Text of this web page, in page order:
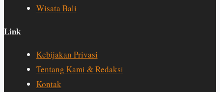
Wisata Bali
Link
Kebijakan Privasi
Tentang Kami & Redaksi
Kontak